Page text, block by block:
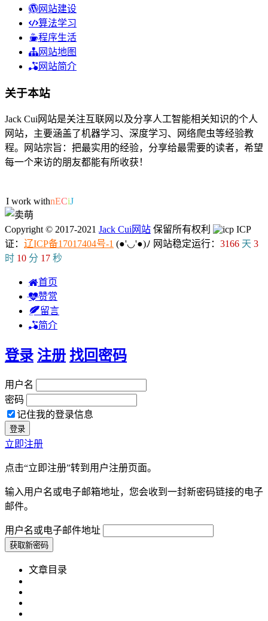
网站建设
算法学习
程序生活
网站地图
网站简介
关于本站
Jack Cui网站是关注互联网以及分享人工智能相关知识的个人
网站，主要涵盖了机器学习、深度学习、网络爬虫等经验教
程。网站宗旨：把最实用的经验，分享给最需要的读者，希望
每一个来访的朋友都能有所收获！
I work with ML/6
Copyright © 2017-2021 Jack Cui网站 保留所有权利
ICP
证： 辽ICP备17017404号-1 (●'◡'●)ﾉ 网站稳定运行： 3166 天 3
时 10 分 17 秒
首页
赞赏
留言
简介
登录 注册 找回密码
用户名
密码
记住我的登录信息
立即注册
点击“立即注册”转到用户注册页面。
输入用户名或电子邮箱地址，您会收到一封新密码链接的电子
邮件。
用户名或电子邮件地址
文章目录